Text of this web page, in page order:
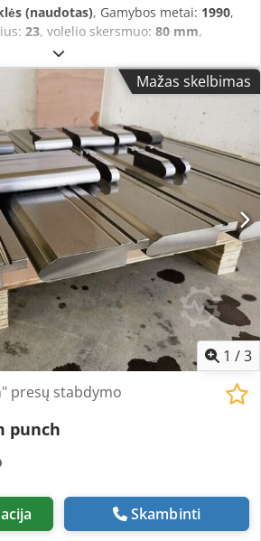
(naudotas), Gamybos metai: 1990,
23, volelio skersmuo: 80 mm,
23 vnt. Volelio skersmuo: 80 mm
Maksimalus storis: 12 mm
Ritinėlių pozicijų skaitmeninė
reguliavimas Volelių plotis: 1450
prie 3 viršutinių ritinėlių Ø: 12 mm
prie 5 viršutinių ritinėlių Ø: 16 mm
mm Apatinių ritinėlių Ø: 80 mm Volelių
greitis: 3,75 - 15 m/min Apatinės
mm/min Galia: 30 kW Ilgis: 3000 mm
2400 mm Svoris: 28000 kg Pastaba:
pateikta pagal mūsų geriausias žinias
įmanoma, gauta iš gamintojo.
sąžiningai, tačiau tikslumas
tai nėra atstovavimo ar sutartinės
patikrinti visą svarbią informaciją.
Mažas skelbimas
1 /3
presų stabdymo
punch
Skambinti